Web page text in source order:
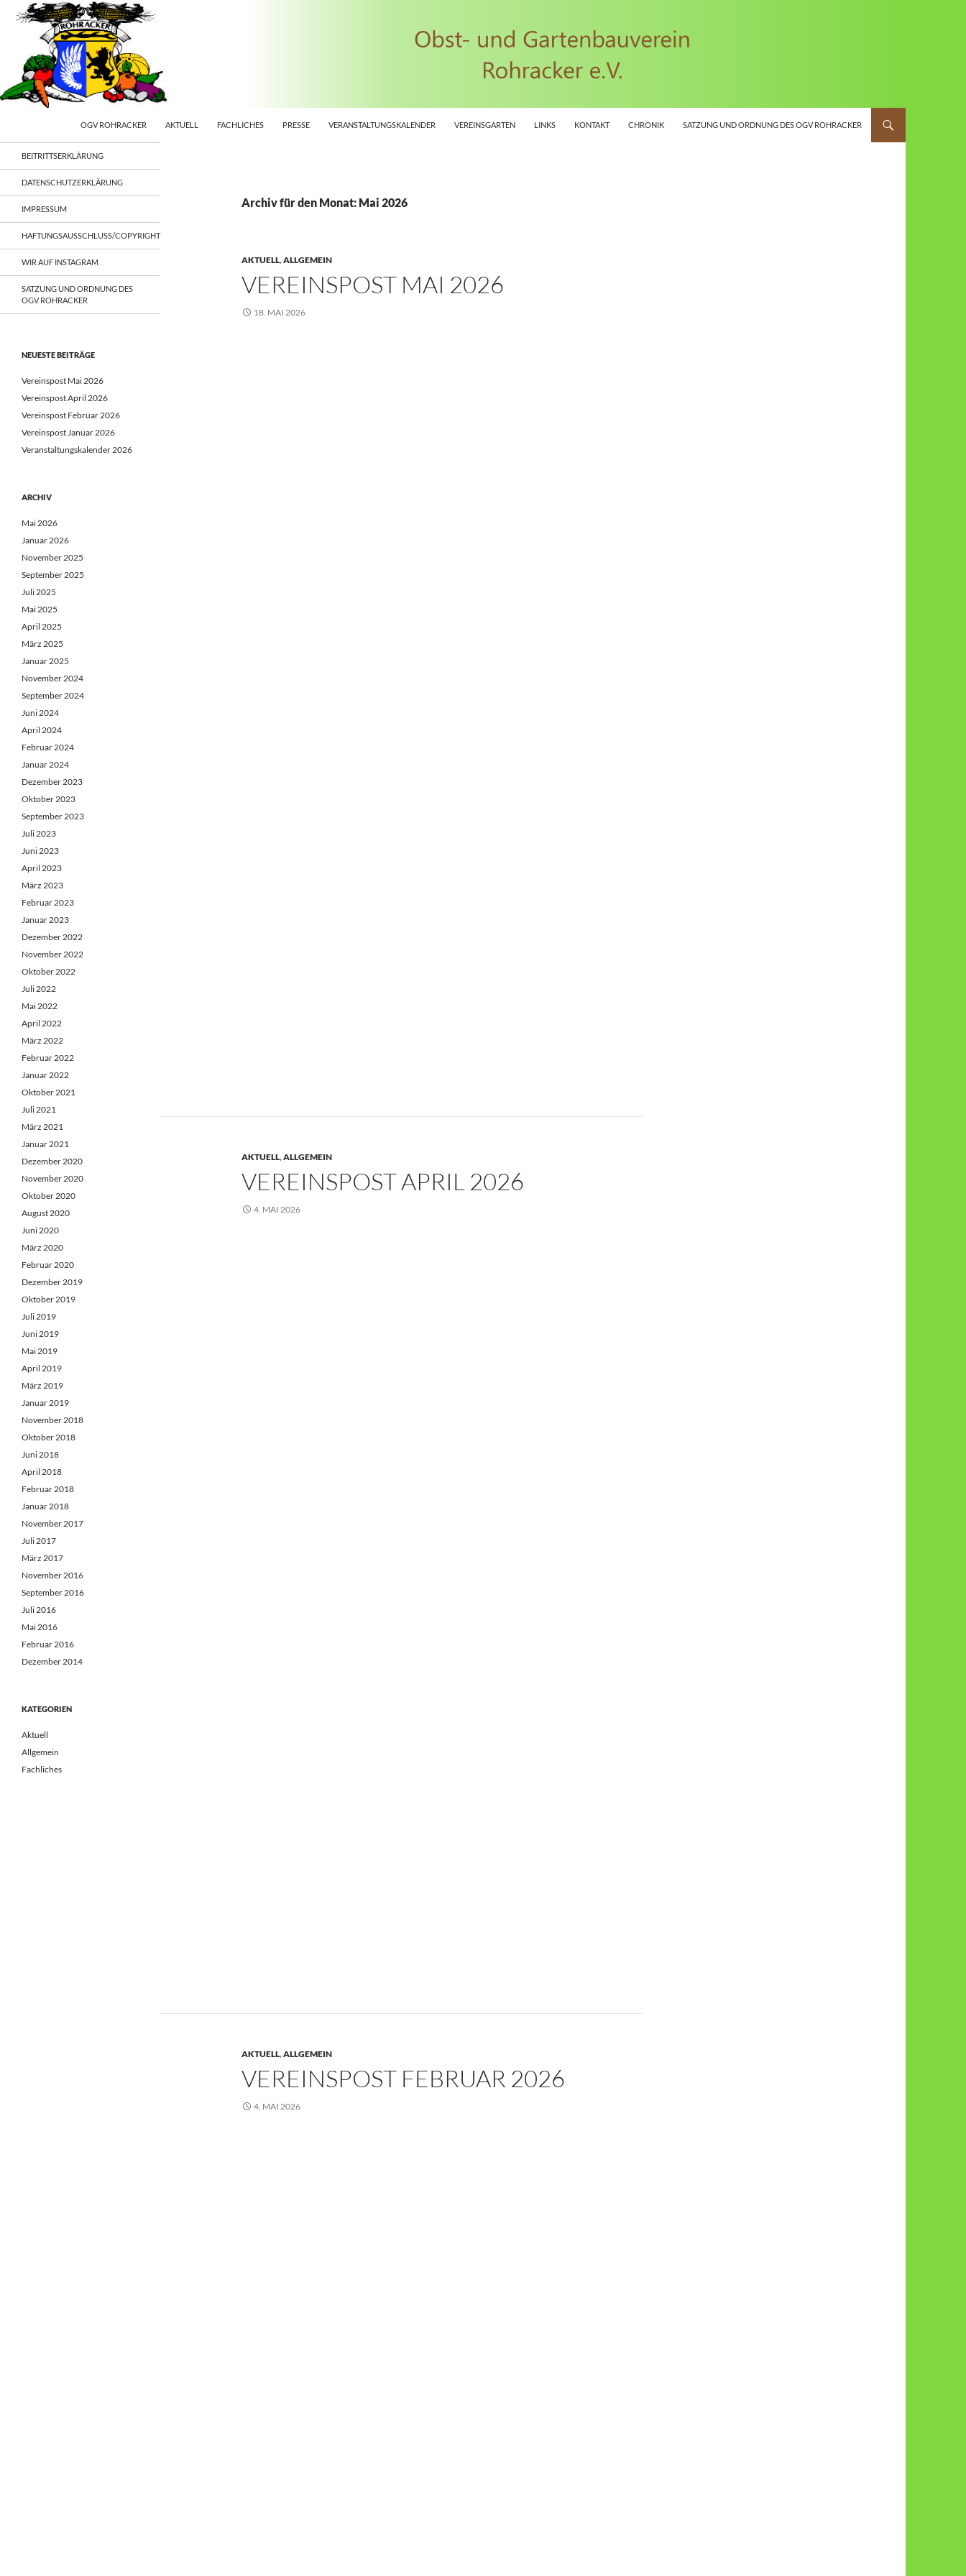
OGV RohrackerOGV ROHRACKER
AKTUELL FACHLICHES PRESSE VERANSTALTUNGSKALENDER VEREINSGARTEN LINKS KONTAKT CHRONIK SATZUNG UND ORDNUNG DES OGV ROHRACKER
Archiv für den Monat: Mai 2026
AKTUELL,ALLGEMEIN
VEREINSPOST MAI 2026
18. MAI 2026
AKTUELL,ALLGEMEIN
VEREINSPOST APRIL 2026
4. MAI 2026
AKTUELL,ALLGEMEIN
VEREINSPOST FEBRUAR 2026
4. MAI 2026
Rohracker e.V.
BEITRITTSERKLÄRUNG
DATENSCHUTZERKLÄRUNG
IMPRESSUM
HAFTUNGSAUSSCHLUSS/COPYRIGHT
WIR AUF INSTAGRAM
SATZUNG UND ORDNUNG DES
OGV ROHRACKER
NEUESTE BEITRÄGE
Vereinspost Mai 2026
Vereinspost April 2026
Vereinspost Februar 2026
Vereinspost Januar 2026
Veranstaltungskalender 2026
ARCHIV
Mai 2026
Januar 2026
November 2025
September 2025
Juli 2025
Mai 2025
April 2025
März 2025
Januar 2025
November 2024
September 2024
Juni 2024
April 2024
Februar 2024
Januar 2024
Dezember 2023
Oktober 2023
September 2023
Juli 2023
Juni 2023
April 2023
März 2023
Februar 2023
Januar 2023
Dezember 2022
November 2022
Oktober 2022
Juli 2022
Mai 2022
April 2022
März 2022
Februar 2022
Januar 2022
Oktober 2021
Juli 2021
März 2021
Januar 2021
Dezember 2020
November 2020
Oktober 2020
August 2020
Juni 2020
März 2020
Februar 2020
Dezember 2019
Oktober 2019
Juli 2019
Juni 2019
Mai 2019
April 2019
März 2019
Januar 2019
November 2018
Oktober 2018
Juni 2018
April 2018
Februar 2018
Januar 2018
November 2017
Juli 2017
März 2017
November 2016
September 2016
Juli 2016
Mai 2016
Februar 2016
Dezember 2014
KATEGORIEN
Aktuell
Allgemein
Fachliches